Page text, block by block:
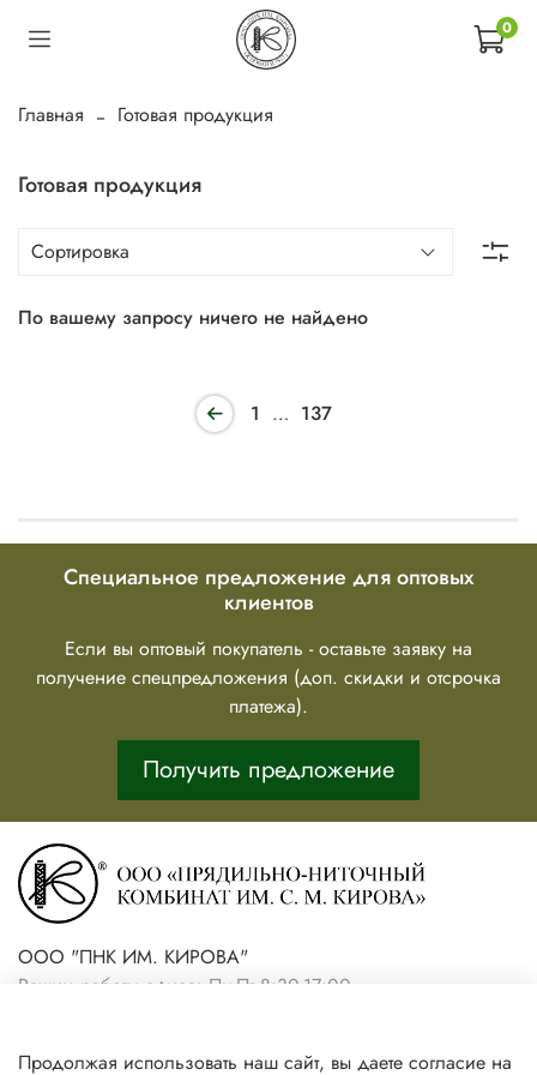
0
Главная Готовая продукция
Готовая продукция
По вашему запросу ничего не найдено
1 … 137
Специальное предложение для оптовых
клиентов
Если вы оптовый покупатель - оставьте заявку на
получение спецпредложения (доп. скидки и отсрочка
платежа).
Получить предложение
ООО "ПНК ИМ. КИРОВА"
Режим работы офиса: Пн-Пт 8:30-17:00
Продолжая использовать наш сайт, вы даете согласие на